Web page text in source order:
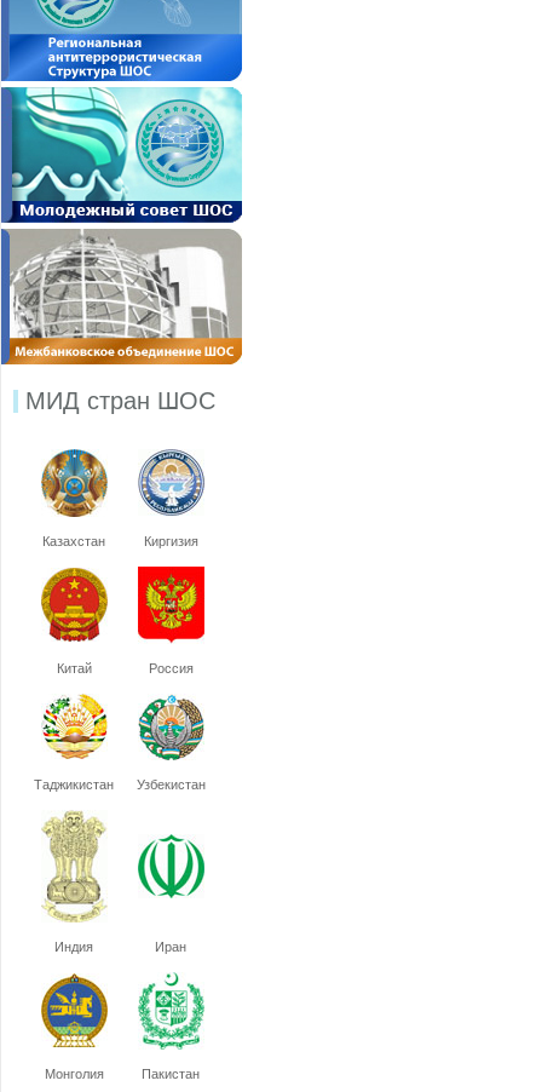
МИД стран ШОС
Казахстан Киргизия
Китай Россия
Таджикистан Узбекистан
Индия Иран
Монголия Пакистан